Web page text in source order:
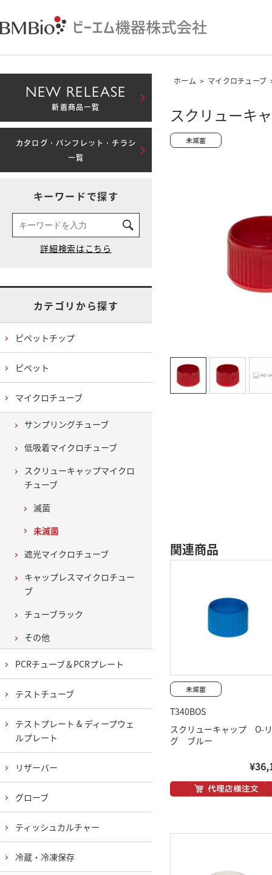
ホーム > マイクロチューブ
スクリューキ
関連商品
T340BOS
スクリューキャップ O-
グ ブルー
NEW RELEASE
新着商品一覧
カタログ・パンフレット・チラシ
一覧
キーワードで探す
カテゴリから探す
ピペットチップ
ピペット
マイクロチューブ
サンプリングチューブ
低吸着マイクロチューブ
スクリューキャップマイクロ
チューブ
滅菌
未滅菌
遮光マイクロチューブ
キャップレスマイクロチュー
ブ
チューブラック
その他
PCRチューブ＆PCRプレート
テストチューブ
テストプレート & ディープウェ
ルプレート
リザーバー
グローブ
ティッシュカルチャー
冷蔵・冷凍保存